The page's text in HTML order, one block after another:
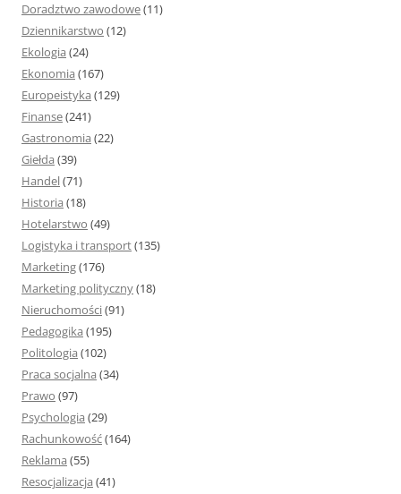
Doradztwo zawodowe(11)
Dziennikarstwo (12)
Ekologia (24)
Ekonomia (167)
Europeistyka (129)
Finanse(241)
Gastronomia (22)
Giełda (39)
Handel(71)
Historia (18)
Hotelarstwo (49)
Logistyka i transport(135)
Marketing(176)
Marketing polityczny(18)
Nieruchomości(91)
Pedagogika (195)
Politologia (102)
Praca socjalna (34)
Prawo (97)
Psychologia (29)
Rachunkowość(164)
Reklama (55)
Resocjalizacja (41)